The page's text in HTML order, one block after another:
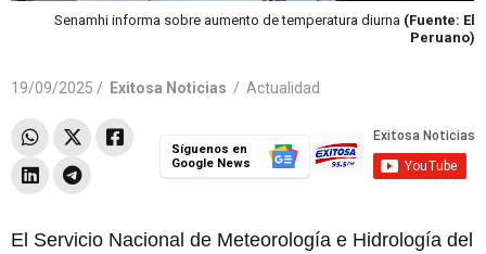
Senamhi informa sobre aumento de temperatura diurna (Fuente: El
Peruano)
19/09/2025 / Exitosa Noticias / Actualidad
Síguenos en
Google News
El Servicio Nacional de Meteorología e Hidrología del